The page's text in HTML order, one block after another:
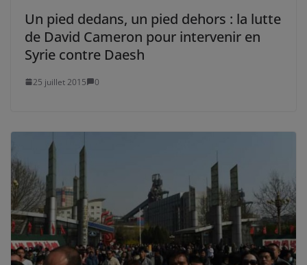
Un pied dedans, un pied dehors : la lutte
de David Cameron pour intervenir en
Syrie contre Daesh
25 juillet 2015 0